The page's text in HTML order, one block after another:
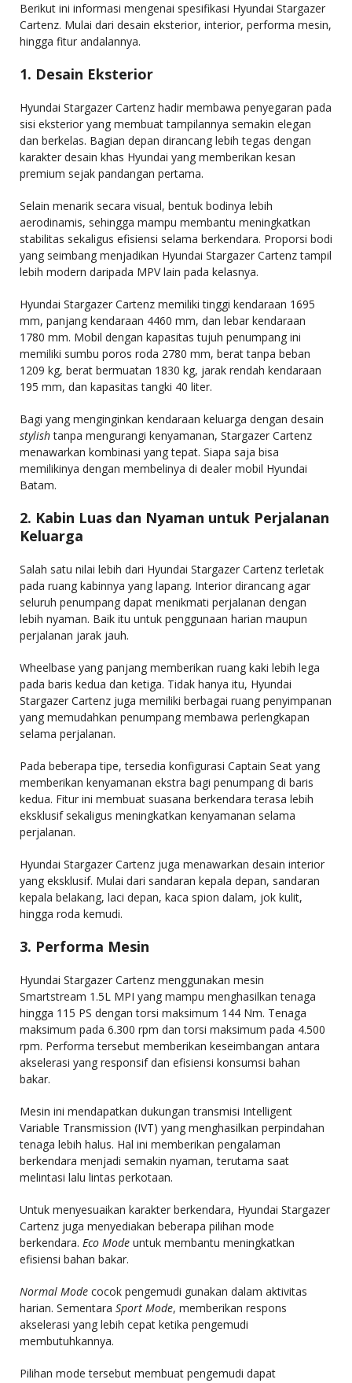
Berikut ini informasi mengenai spesifikasi Hyundai Stargazer
Cartenz. Mulai dari desain eksterior, interior, performa mesin,
hingga fitur andalannya.
1. Desain Eksterior
Hyundai Stargazer Cartenz hadir membawa penyegaran pada
sisi eksterior yang membuat tampilannya semakin elegan
dan berkelas. Bagian depan dirancang lebih tegas dengan
karakter desain khas Hyundai yang memberikan kesan
premium sejak pandangan pertama.
Selain menarik secara visual, bentuk bodinya lebih
aerodinamis, sehingga mampu membantu meningkatkan
stabilitas sekaligus efisiensi selama berkendara. Proporsi bodi
yang seimbang menjadikan Hyundai Stargazer Cartenz tampil
lebih modern daripada MPV lain pada kelasnya.
Hyundai Stargazer Cartenz memiliki tinggi kendaraan 1695
mm, panjang kendaraan 4460 mm, dan lebar kendaraan
1780 mm. Mobil dengan kapasitas tujuh penumpang ini
memiliki sumbu poros roda 2780 mm, berat tanpa beban
1209 kg, berat bermuatan 1830 kg, jarak rendah kendaraan
195 mm, dan kapasitas tangki 40 liter.
Bagi yang menginginkan kendaraan keluarga dengan desain
stylishtanpa mengurangi kenyamanan, Stargazer Cartenz
menawarkan kombinasi yang tepat. Siapa saja bisa
memilikinya dengan membelinya di dealer mobil Hyundai
Batam.
2. Kabin Luas dan Nyaman untuk Perjalanan
Keluarga
Salah satu nilai lebih dari Hyundai Stargazer Cartenz terletak
pada ruang kabinnya yang lapang. Interior dirancang agar
seluruh penumpang dapat menikmati perjalanan dengan
lebih nyaman. Baik itu untuk penggunaan harian maupun
perjalanan jarak jauh.
Wheelbase yang panjang memberikan ruang kaki lebih lega
pada baris kedua dan ketiga. Tidak hanya itu, Hyundai
Stargazer Cartenz juga memiliki berbagai ruang penyimpanan
yang memudahkan penumpang membawa perlengkapan
selama perjalanan.
Pada beberapa tipe, tersedia konfigurasi Captain Seat yang
memberikan kenyamanan ekstra bagi penumpang di baris
kedua. Fitur ini membuat suasana berkendara terasa lebih
eksklusif sekaligus meningkatkan kenyamanan selama
perjalanan.
Hyundai Stargazer Cartenz juga menawarkan desain interior
yang eksklusif. Mulai dari sandaran kepala depan, sandaran
kepala belakang, laci depan, kaca spion dalam, jok kulit,
hingga roda kemudi.
3. Performa Mesin
Hyundai Stargazer Cartenz menggunakan mesin
Smartstream 1.5L MPI yang mampu menghasilkan tenaga
hingga 115 PS dengan torsi maksimum 144 Nm. Tenaga
maksimum pada 6.300 rpm dan torsi maksimum pada 4.500
rpm. Performa tersebut memberikan keseimbangan antara
akselerasi yang responsif dan efisiensi konsumsi bahan
bakar.
Mesin ini mendapatkan dukungan transmisi Intelligent
Variable Transmission (IVT) yang menghasilkan perpindahan
tenaga lebih halus. Hal ini memberikan pengalaman
berkendara menjadi semakin nyaman, terutama saat
melintasi lalu lintas perkotaan.
Untuk menyesuaikan karakter berkendara, Hyundai Stargazer
Cartenz juga menyediakan beberapa pilihan mode
berkendara. Eco Mode untuk membantu meningkatkan
efisiensi bahan bakar.
Normal Mode cocok pengemudi gunakan dalam aktivitas
harian. Sementara Sport Mode, memberikan respons
akselerasi yang lebih cepat ketika pengemudi
membutuhkannya.
Pilihan mode tersebut membuat pengemudi dapat